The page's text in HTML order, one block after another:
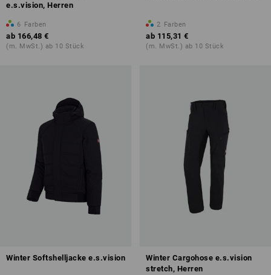
e.s.vision, Herren
6 Farben
ab 166,48 €
(m. MwSt.) ab 10 Stück
2 Farben
ab 115,31 €
(m. MwSt.) ab 10 Stück
Winter Softshelljacke e.s.vision
Winter Cargohose e.s.vision
stretch, Herren